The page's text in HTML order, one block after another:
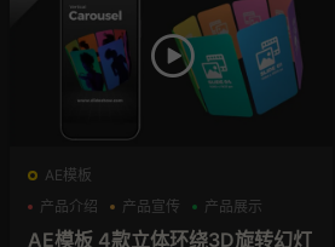
AE模板
产品介绍
产品宣传 产品展示
AE模板 4款立体环绕3D旋转幻灯